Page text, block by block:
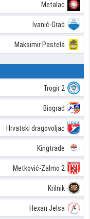
Metalac
Ivanić-Grad
Maksimir Pastela
Trogir 2
Biograd
Hrvatski dragovoljac
Kingtrade
Metković-Zalmo 2
Krilnik
Hexan Jelsa